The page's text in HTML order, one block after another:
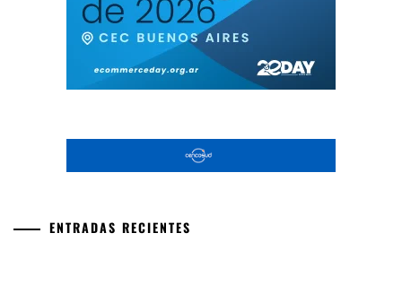
ENTRADAS RECIENTES